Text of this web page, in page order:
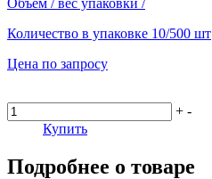
Количество в упаковке 10/500 шт
Цена по запросу
+ -
Купить
Подробнее о товаре